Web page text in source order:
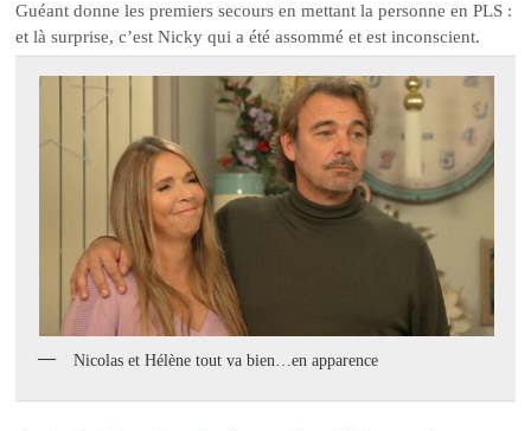
Guéant donne les premiers secours en mettant la personne en PLS :
et là surprise, c’est Nicky qui a été assommé et est inconscient.
Nicolas et Hélène tout va bien…en apparence